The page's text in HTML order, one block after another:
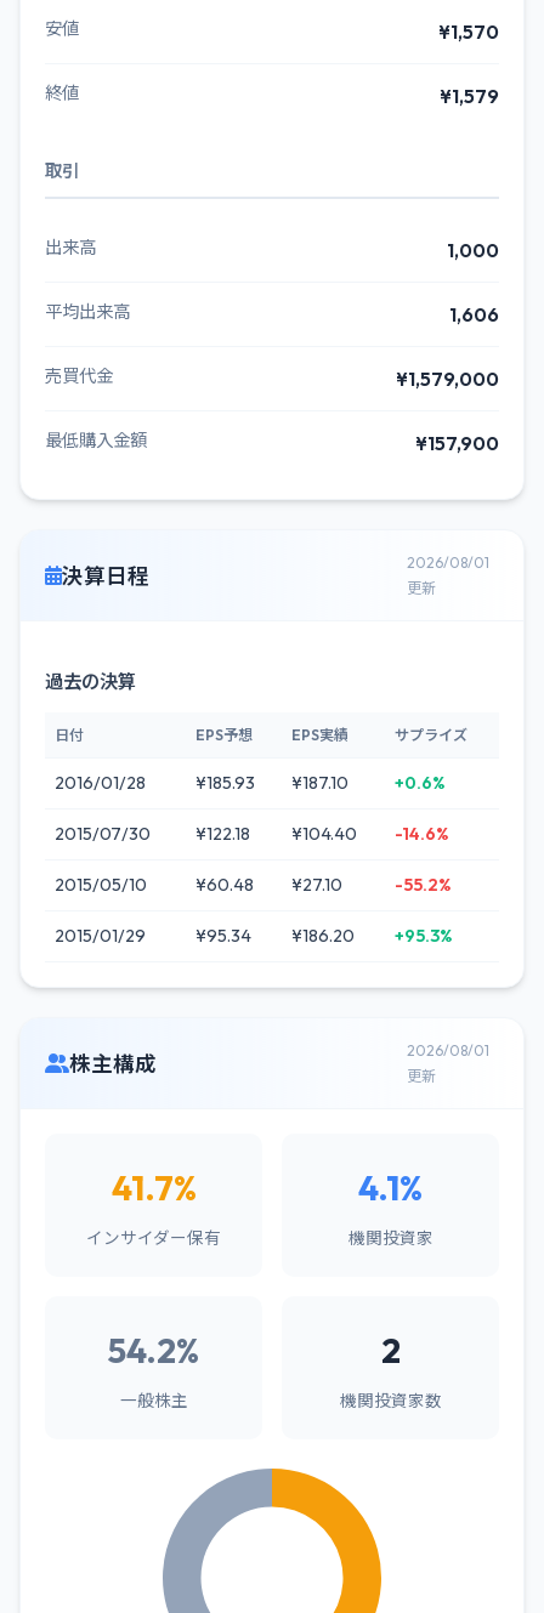
安値 ¥1,570
終値 ¥1,579
取引
出来高 1,000
平均出来高 1,606
売買代金 ¥1,579,000
最低購入金額 ¥157,900
決算日程
2026/08/01
更新
過去の決算
日付 EPS予想 EPS実績 サプライズ
2016/01/28 ¥185.93 ¥187.10 +0.6%
2015/07/30 ¥122.18 ¥104.40 -14.6%
2015/05/10 ¥60.48 ¥27.10 -55.2%
2015/01/29 ¥95.34 ¥186.20 +95.3%
株主構成
2026/08/01
更新
41.7%
インサイダー保有
4.1%
機関投資家
54.2%
一般株主
2
機関投資家数